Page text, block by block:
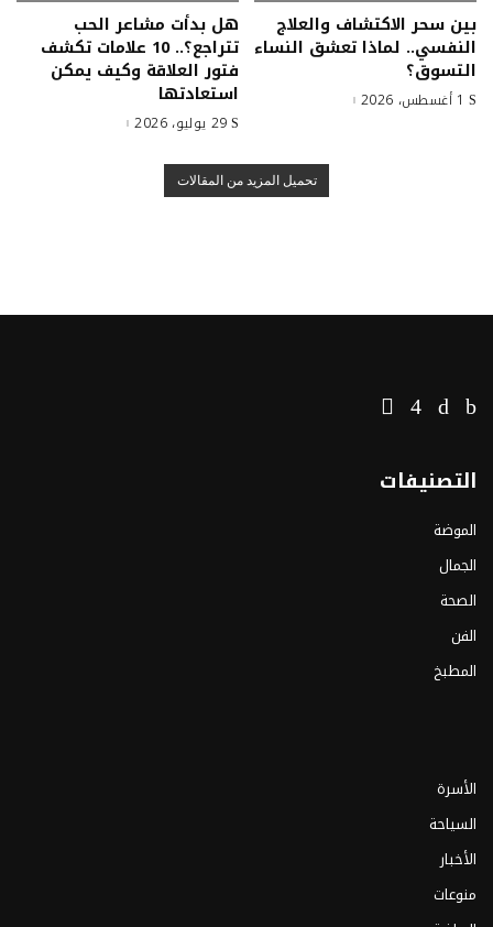
بين سحر الاكتشاف والعلاج
النفسي.. لماذا تعشق النساء
التسوق؟
1 أغسطس، 2026
هل بدأت مشاعر الحب
تتراجع؟.. 10 علامات تكشف
فتور العلاقة وكيف يمكن
استعادتها
29 يوليو، 2026
تحميل المزيد من المقالات
التصنيفات
الموضة
الجمال
الصحة
الفن
المطبخ
الأسرة
السياحة
الأخبار
منوعات